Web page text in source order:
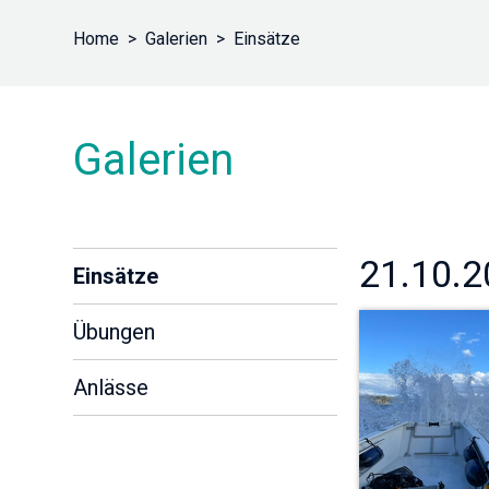
Home Galerien Einsätze
Galerien
Einsätze
Übungen
Anlässe